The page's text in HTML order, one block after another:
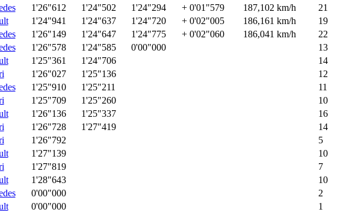
1'26"612 1'24"502 1'24"294 + 0'01"579 187,102 km/h
21
1'24"941 1'24"637 1'24"720 + 0'02"005 186,161 km/h
19
1'26"149 1'24"647 1'24"775 + 0'02"060 186,041 km/h
22
1'26"578 1'24"585 0'00"000
13
1'25"361 1'24"706
14
1'26"027 1'25"136
12
1'25"910 1'25"211
11
1'25"709 1'25"260
10
1'26"136 1'25"337
16
1'26"728 1'27"419
14
1'26"792
5
1'27"139
10
1'27"819
7
1'28"643
10
0'00"000
2
0'00"000
1